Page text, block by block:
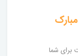
برای شما